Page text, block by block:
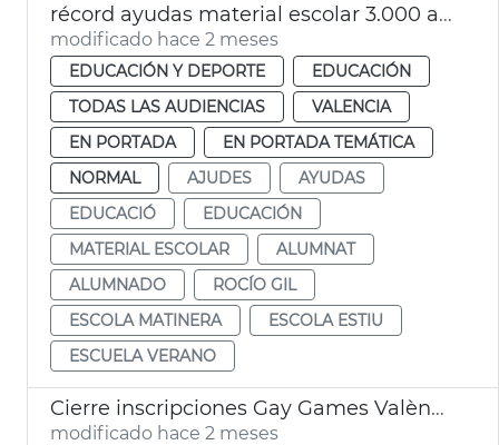
récord ayudas material escolar 3.000 alumnos València
modificado hace 2 meses
EDUCACIÓN Y DEPORTE
EDUCACIÓN
TODAS LAS AUDIENCIAS
VALENCIA
EN PORTADA
EN PORTADA TEMÁTICA
NORMAL
AJUDES
AYUDAS
EDUCACIÓ
EDUCACIÓN
MATERIAL ESCOLAR
ALUMNAT
ALUMNADO
ROCÍO GIL
ESCOLA MATINERA
ESCOLA ESTIU
ESCUELA VERANO
Cierre inscripciones Gay Games València 2026
modificado hace 2 meses